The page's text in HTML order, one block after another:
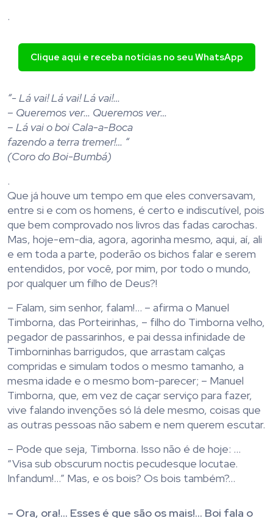
.
Clique aqui e receba notícias no seu WhatsApp
“- Lá vai! Lá vai! Lá vai!…
– Queremos ver… Queremos ver…
– Lá vai o boi Cala-a-Boca
fazendo a terra tremer!… “
(Coro do Boi-Bumbá)
.
Que já houve um tempo em que eles conversavam,
entre si e com os homens, é certo e indiscutível, pois
que bem comprovado nos livros das fadas carochas.
Mas, hoje-em-dia, agora, agorinha mesmo, aqui, aí, ali
e em toda a parte, poderão os bichos falar e serem
entendidos, por você, por mim, por todo o mundo,
por qualquer um filho de Deus?!
– Falam, sim senhor, falam!… – afirma o Manuel
Timborna, das Porteirinhas, – filho do Timborna velho,
pegador de passarinhos, e pai dessa infinidade de
Timborninhas barrigudos, que arrastam calças
compridas e simulam todos o mesmo tamanho, a
mesma idade e o mesmo bom-parecer; – Manuel
Timborna, que, em vez de caçar serviço para fazer,
vive falando invenções só lá dele mesmo, coisas que
as outras pessoas não sabem e nem querem escutar.
– Pode que seja, Timborna. Isso não é de hoje: …
“Visa sub obscurum noctis pecudesque locutae.
Infandum!…” Mas, e os bois? Os bois também?…
– Ora, ora!… Esses é que são os mais!… Boi fala o